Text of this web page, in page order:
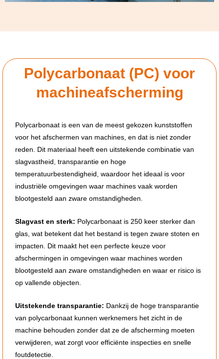
Polycarbonaat (PC) voor
machineafscherming
Polycarbonaat is een van de meest gekozen kunststoffen
voor het afschermen van machines, en dat is niet zonder
reden. Dit materiaal heeft een uitstekende combinatie van
slagvastheid, transparantie en hoge
temperatuurbestendigheid, waardoor het ideaal is voor
industriële omgevingen waar machines vaak worden
blootgesteld aan zware omstandigheden.
Slagvast en sterk: Polycarbonaat is 250 keer sterker dan
glas, wat betekent dat het bestand is tegen zware stoten en
impacten. Dit maakt het een perfecte keuze voor
afschermingen in omgevingen waar machines worden
blootgesteld aan zware omstandigheden en waar er risico is
op vallende objecten.
Uitstekende transparantie: Dankzij de hoge transparantie
van polycarbonaat kunnen werknemers het zicht in de
machine behouden zonder dat ze de afscherming moeten
verwijderen, wat zorgt voor efficiënte inspecties en snelle
foutdetectie.